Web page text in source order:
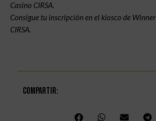
Casino CIRSA.
Consigue tu inscripción en el kiosco de
CIRSA.
Compartir: